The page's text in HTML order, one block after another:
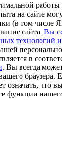
на сайте
(в том числе
сайта, Вы
технологий
в
. Вы всегда
браузера.
означать, что
функции